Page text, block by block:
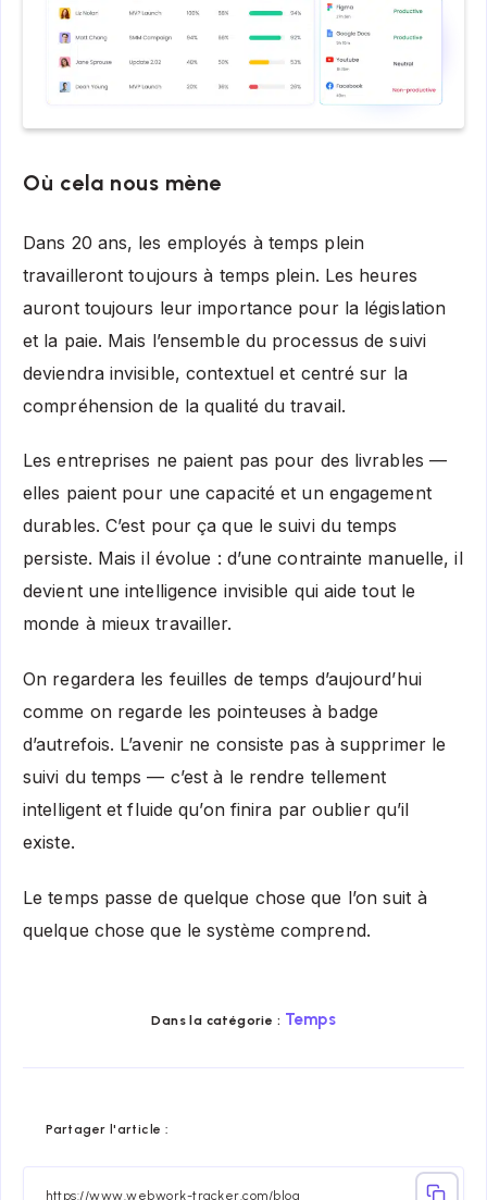
Où cela nous mène
Dans 20 ans, les employés à temps plein
travailleront toujours à temps plein. Les heures
auront toujours leur importance pour la législation
et la paie. Mais l’ensemble du processus de suivi
deviendra invisible, contextuel et centré sur la
compréhension de la qualité du travail.
Les entreprises ne paient pas pour des livrables —
elles paient pour une capacité et un engagement
durables. C’est pour ça que le suivi du temps
persiste. Mais il évolue : d’une contrainte manuelle, il
devient une intelligence invisible qui aide tout le
monde à mieux travailler.
On regardera les feuilles de temps d’aujourd’hui
comme on regarde les pointeuses à badge
d’autrefois. L’avenir ne consiste pas à supprimer le
suivi du temps — c’est à le rendre tellement
intelligent et fluide qu’on finira par oublier qu’il
existe.
Le temps passe de quelque chose que l’on suit à
quelque chose que le système comprend.
Dans la catégorie : Temps
Partager l'article :